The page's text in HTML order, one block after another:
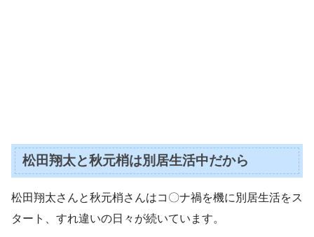
松田翔太と秋元梢は別居生活中だから
松田翔太さんと秋元梢さんはコ〇ナ禍を機に別居生活をス
タート、すれ違いの日々が続いています。